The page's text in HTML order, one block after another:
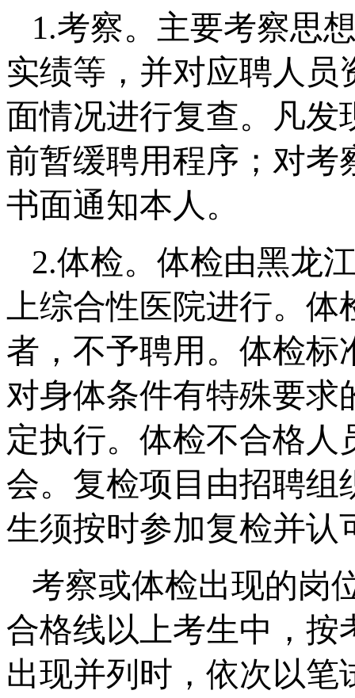
1.考察。主要考察思
实绩等，并对应聘人员
面情况进行复查。凡发
前暂缓聘用程序；对考
书面通知本人。
2.体检。体检由黑龙
上综合性医院进行。
者，不予聘用。体检标
对身体条件有特殊要求
定执行。体检不合格
会。复检项目由招聘组
生须按时参加复检并认
考察或体检出现的岗
合格线以上考生中，按
出现并列时，依次以笔